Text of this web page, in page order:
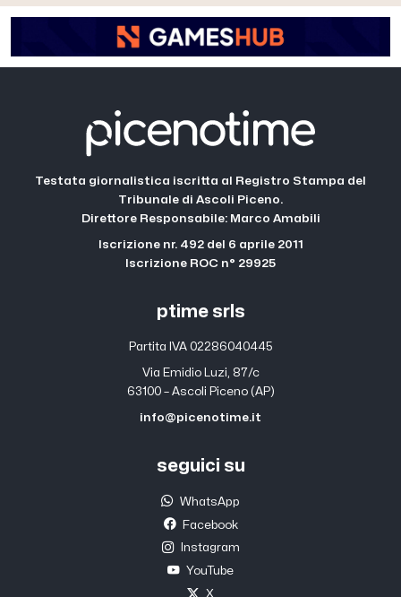
Testata giornalistica iscritta al Registro Stampa del
Tribunale di Ascoli Piceno.
Direttore Responsabile: Marco Amabili
Iscrizione nr. 492 del 6 aprile 2011
Iscrizione ROC n° 29925
ptime srls
Partita IVA 02286040445
Via Emidio Luzi, 87/c
63100 – Ascoli Piceno (AP)
info@picenotime.it
seguici su
WhatsApp
Facebook
Instagram
YouTube
X